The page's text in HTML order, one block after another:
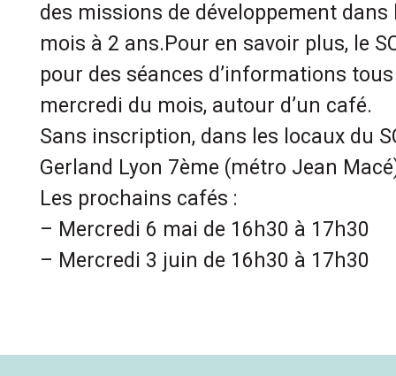
des missions de développement dans
mois à 2 ans.Pour en savoir plus, le
pour des séances d’informations
mercredi du mois, autour d’un café.
Sans inscription, dans les locaux du
Gerland Lyon 7ème (métro Jean
Les prochains cafés :
– Mercredi 6 mai de 16h30 à 17h30
– Mercredi 3 juin de 16h30 à 17h30